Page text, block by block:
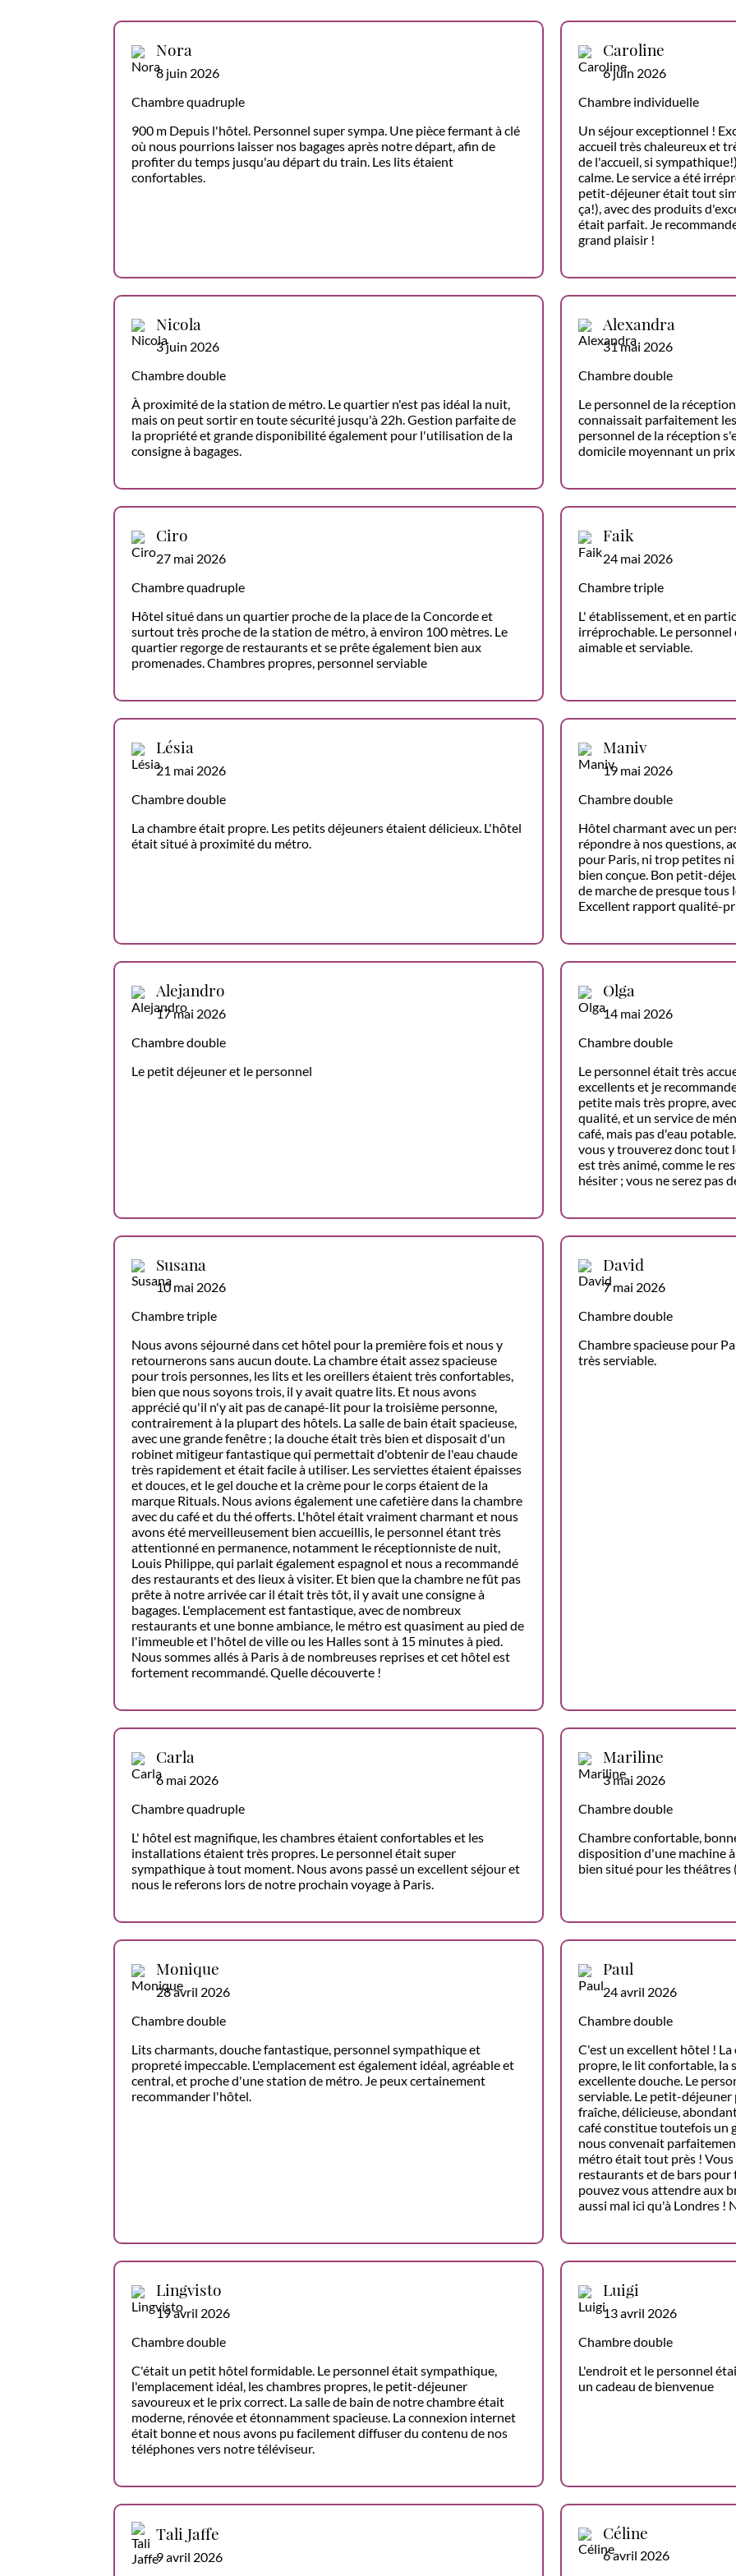
Nora
8 juin 2026
Chambre quadruple
900 m Depuis l'hôtel. Personnel super sympa. Une pièce fermant à clé
où nous pourrions laisser nos bagages après notre départ, afin de
profiter du temps jusqu'au départ du train. Les lits étaient
confortables.
Caroline
6 juin 2026
Chambre individuelle
Un séjour exceptionnel !
accueil très chaleureux et
de l'accueil, si
calme. Le service a été
petit-déjeuner était tout
ça!), avec des produits
était parfait. Je
grand plaisir !
Nicola
3 juin 2026
Chambre double
À proximité de la station de métro. Le quartier n'est pas idéal la nuit,
mais on peut sortir en toute sécurité jusqu'à 22h. Gestion parfaite de
la propriété et grande disponibilité également pour l'utilisation de la
consigne à bagages.
Alexandra
31 mai 2026
Chambre double
Le personnel de la
connaissait parfaitement
personnel de la réception
domicile moyennant un
Ciro
27 mai 2026
Chambre quadruple
Hôtel situé dans un quartier proche de la place de la Concorde et
surtout très proche de la station de métro, à environ 100 mètres. Le
quartier regorge de restaurants et se prête également bien aux
promenades. Chambres propres, personnel serviable
Faik
24 mai 2026
Chambre triple
L' établissement, et en
irréprochable. Le
aimable et serviable.
Lésia
21 mai 2026
Chambre double
La chambre était propre. Les petits déjeuners étaient délicieux. L'hôtel
était situé à proximité du métro.
Maniv
19 mai 2026
Chambre double
Hôtel charmant avec un
répondre à nos questions,
pour Paris, ni trop petites
bien conçue. Bon petit-
de marche de presque tous
Excellent rapport qualité-
Alejandro
17 mai 2026
Chambre double
Le petit déjeuner et le personnel
Olga
14 mai 2026
Chambre double
Le personnel était très
excellents et je
petite mais très propre,
qualité, et un service de
café, mais pas d'eau
vous y trouverez donc tout
est très animé, comme le
hésiter ; vous ne serez pas
Susana
10 mai 2026
Chambre triple
Nous avons séjourné dans cet hôtel pour la première fois et nous y
retournerons sans aucun doute. La chambre était assez spacieuse
pour trois personnes, les lits et les oreillers étaient très confortables,
bien que nous soyons trois, il y avait quatre lits. Et nous avons
apprécié qu'il n'y ait pas de canapé-lit pour la troisième personne,
contrairement à la plupart des hôtels. La salle de bain était spacieuse,
avec une grande fenêtre ; la douche était très bien et disposait d'un
robinet mitigeur fantastique qui permettait d'obtenir de l'eau chaude
très rapidement et était facile à utiliser. Les serviettes étaient épaisses
et douces, et le gel douche et la crème pour le corps étaient de la
marque Rituals. Nous avions également une cafetière dans la chambre
avec du café et du thé offerts. L'hôtel était vraiment charmant et nous
avons été merveilleusement bien accueillis, le personnel étant très
attentionné en permanence, notamment le réceptionniste de nuit,
Louis Philippe, qui parlait également espagnol et nous a recommandé
des restaurants et des lieux à visiter. Et bien que la chambre ne fût pas
prête à notre arrivée car il était très tôt, il y avait une consigne à
bagages. L'emplacement est fantastique, avec de nombreux
restaurants et une bonne ambiance, le métro est quasiment au pied de
l'immeuble et l'hôtel de ville ou les Halles sont à 15 minutes à pied.
Nous sommes allés à Paris à de nombreuses reprises et cet hôtel est
fortement recommandé. Quelle découverte !
David
7 mai 2026
Chambre double
Chambre spacieuse pour
très serviable.
Carla
6 mai 2026
Chambre quadruple
L' hôtel est magnifique, les chambres étaient confortables et les
installations étaient très propres. Le personnel était super
sympathique à tout moment. Nous avons passé un excellent séjour et
nous le referons lors de notre prochain voyage à Paris.
Mariline
3 mai 2026
Chambre double
Chambre confortable,
disposition d'une machine
bien situé pour les théâtres
Monique
28 avril 2026
Chambre double
Lits charmants, douche fantastique, personnel sympathique et
propreté impeccable. L'emplacement est également idéal, agréable et
central, et proche d'une station de métro. Je peux certainement
recommander l'hôtel.
Paul
24 avril 2026
Chambre double
C'est un excellent hôtel !
propre, le lit confortable, la
excellente douche. Le
serviable. Le petit-
fraîche, délicieuse,
café constitue toutefois un
nous convenait
métro était tout près !
restaurants et de bars pour
pouvez vous attendre aux
aussi mal ici qu'à Londres !
Lingvisto
19 avril 2026
Chambre double
C'était un petit hôtel formidable. Le personnel était sympathique,
l'emplacement idéal, les chambres propres, le petit-déjeuner
savoureux et le prix correct. La salle de bain de notre chambre était
moderne, rénovée et étonnamment spacieuse. La connexion internet
était bonne et nous avons pu facilement diffuser du contenu de nos
téléphones vers notre téléviseur.
Luigi
13 avril 2026
Chambre double
L'endroit et le personnel
un cadeau de bienvenue
Tali Jaffe
9 avril 2026
Céline
6 avril 2026